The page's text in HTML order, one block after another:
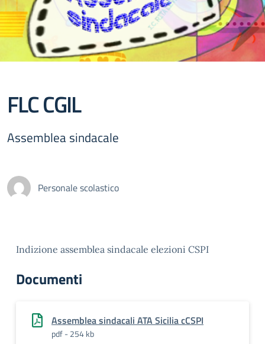
FLC CGIL
Assemblea sindacale
Personale scolastico
Indizione assemblea sindacale elezioni CSPI
Documenti
Assemblea sindacali ATA Sicilia cCSPI
pdf - 254 kb